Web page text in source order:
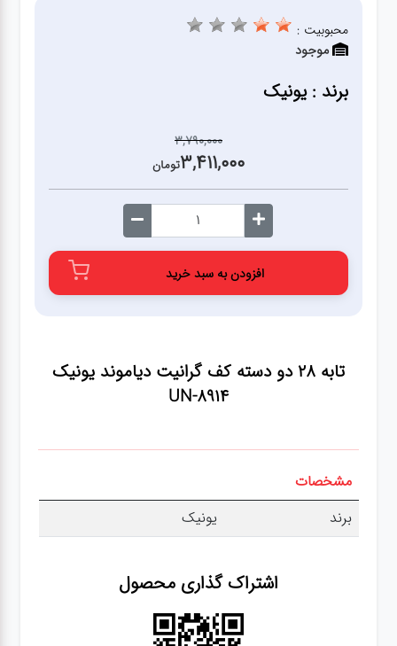
لوازم متفرقه
آشپزخانه
کلمن،فلاسک،قمقمه
بانکه،پاسماوری،جا
سطل
جشن و تولد
سرویس های
تابه 28 دو دسته کف گرانیت دیاموند یونیک
UN-8914
مشخصات
برند
یونیک
اشتراک گذاری محصول
محبوبیت :
موجود
برند : یونیک
3,790,000
3,411,000تومان
افزودن به سبد خرید